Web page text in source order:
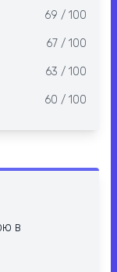
69 / 100
67 / 100
63 / 100
60 / 100
в